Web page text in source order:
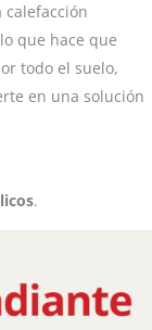
que hace que
todo el suelo,
en una solución
.